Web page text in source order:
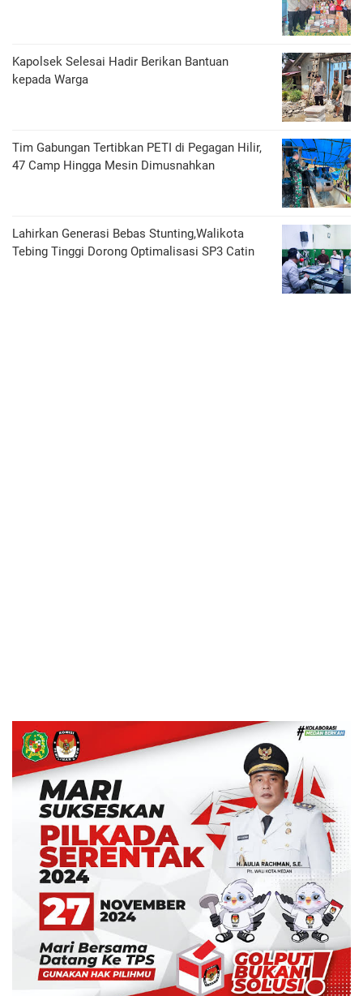
Kapolsek Selesai Hadir Berikan Bantuan
kepada Warga
Tim Gabungan Tertibkan PETI di Pegagan Hilir,
47 Camp Hingga Mesin Dimusnahkan
Lahirkan Generasi Bebas Stunting,Walikota
Tebing Tinggi Dorong Optimalisasi SP3 Catin